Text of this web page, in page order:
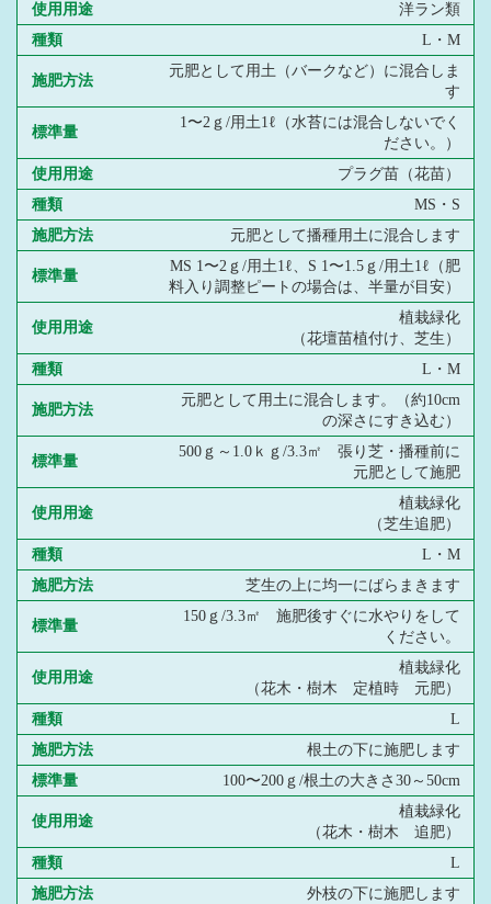
使用用途
洋ラン類
種類
L・M
施肥方法
元肥として用土（バークなど）に混合しま
す
標準量
1〜2ｇ/用土1ℓ（水苔には混合しないでく
ださい。）
使用用途
プラグ苗（花苗）
種類
MS・S
施肥方法
元肥として播種用土に混合します
標準量
MS 1〜2ｇ/用土1ℓ、S 1〜1.5ｇ/用土1ℓ（肥
料入り調整ピートの場合は、半量が目安）
使用用途
植栽緑化
（花壇苗植付け、芝生）
種類
L・M
施肥方法
元肥として用土に混合します。（約10cm
の深さにすき込む）
標準量
500ｇ～1.0ｋｇ/3.3㎡ 張り芝・播種前に
元肥として施肥
使用用途
植栽緑化
（芝生追肥）
種類
L・M
施肥方法
芝生の上に均一にばらまきます
標準量
150ｇ/3.3㎡ 施肥後すぐに水やりをして
ください。
使用用途
植栽緑化
（花木・樹木 定植時 元肥）
種類
L
施肥方法
根土の下に施肥します
標準量
100〜200ｇ/根土の大きさ30～50cm
使用用途
植栽緑化
（花木・樹木 追肥）
種類
L
施肥方法
外枝の下に施肥します